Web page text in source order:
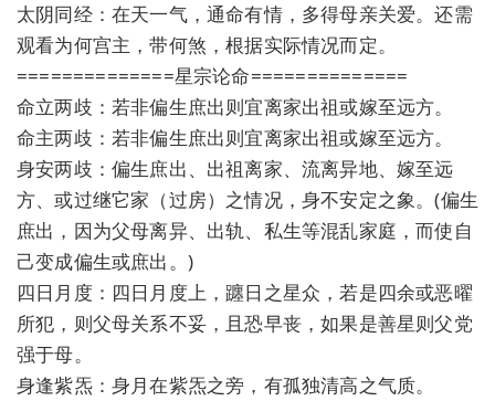
太阴同经：在天一气，通命有情，多得母亲关爱。还需
观看为何宫主，带何煞，根据实际情况而定。
==============星宗论命==============
命立两歧：若非偏生庶出则宜离家出祖或嫁至远方。
命主两歧：若非偏生庶出则宜离家出祖或嫁至远方。
身安两歧：偏生庶出、出祖离家、流离异地、嫁至远
方、或过继它家（过房）之情况，身不安定之象。(偏生
庶出，因为父母离异、出轨、私生等混乱家庭，而使自
己变成偏生或庶出。)
四日月度：四日月度上，躔日之星众，若是四余或恶曜
所犯，则父母关系不妥，且恐早丧，如果是善星则父党
强于母。
身逢紫炁：身月在紫炁之旁，有孤独清高之气质。